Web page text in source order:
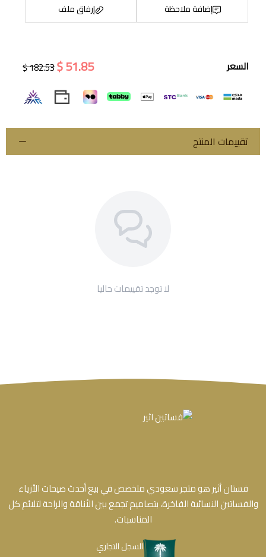
إضافة ملاحظة
إرفاق ملف
اسحب و افلت الملف هنا
السعر 51.85 $
182.53 $
تقييمات المنتج
لا توجد تقييمات حاليا
فستان أثير هو متجر سعودي متخصص في بيع أحدث صيحات الأزياء
والفساتين النسائية الفاخرة، بتصاميم تجمع بين الأناقة والراحة لتلائم كل
المناسبات.
السجل التجاري